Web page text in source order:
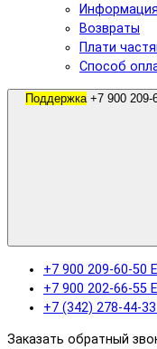
Возвраты
Плати
Способ
Поддержка
+7 900 209-60-50
+7 900 202-66-55
+7 (342) 278-44-
Заказать обратный